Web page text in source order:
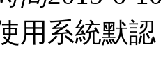
用系統默認